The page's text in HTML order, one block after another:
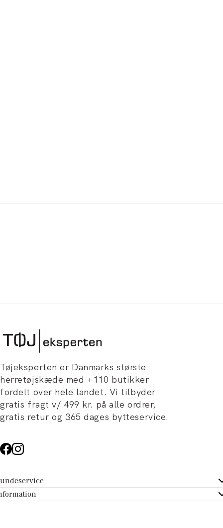
Tøjeksperten er Danmarks største
herretøjskæde med +110 butikker
fordelt over hele landet. Vi tilbyder
gratis fragt v/ 499 kr. på alle ordrer,
gratis retur og 365 dages bytteservice.
- Hjælpecenter
Tøjeksperten